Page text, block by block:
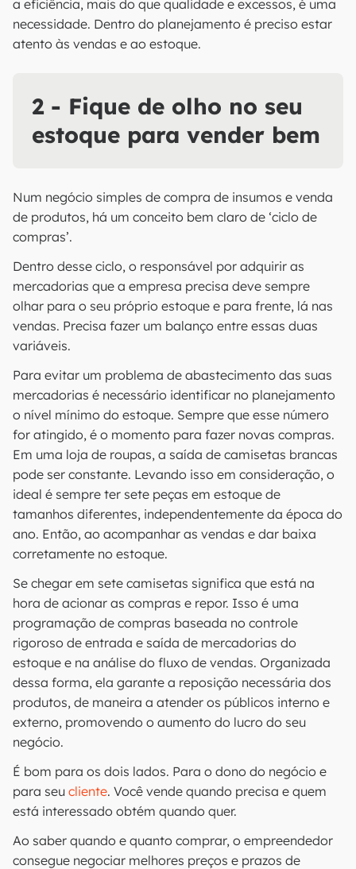
a eficiência, mais do que qualidade e excessos, é uma
necessidade. Dentro do planejamento é preciso estar
atento às vendas e ao estoque.
2 - Fique de olho no seu
estoque para vender bem
Num negócio simples de compra de insumos e venda
de produtos, há um conceito bem claro de ‘ciclo de
compras’.
Dentro desse ciclo, o responsável por adquirir as
mercadorias que a empresa precisa deve sempre
olhar para o seu próprio estoque e para frente, lá nas
vendas. Precisa fazer um balanço entre essas duas
variáveis.
Para evitar um problema de abastecimento das suas
mercadorias é necessário identificar no planejamento
o nível mínimo do estoque. Sempre que esse número
for atingido, é o momento para fazer novas compras.
Em uma loja de roupas, a saída de camisetas brancas
pode ser constante. Levando isso em consideração, o
ideal é sempre ter sete peças em estoque de
tamanhos diferentes, independentemente da época do
ano. Então, ao acompanhar as vendas e dar baixa
corretamente no estoque.
Se chegar em sete camisetas significa que está na
hora de acionar as compras e repor. Isso é uma
programação de compras baseada no controle
rigoroso de entrada e saída de mercadorias do
estoque e na análise do fluxo de vendas. Organizada
dessa forma, ela garante a reposição necessária dos
produtos, de maneira a atender os públicos interno e
externo, promovendo o aumento do lucro do seu
negócio.
É bom para os dois lados. Para o dono do negócio e
para seu cliente. Você vende quando precisa e quem
está interessado obtém quando quer.
Ao saber quando e quanto comprar, o empreendedor
consegue negociar melhores preços e prazos de